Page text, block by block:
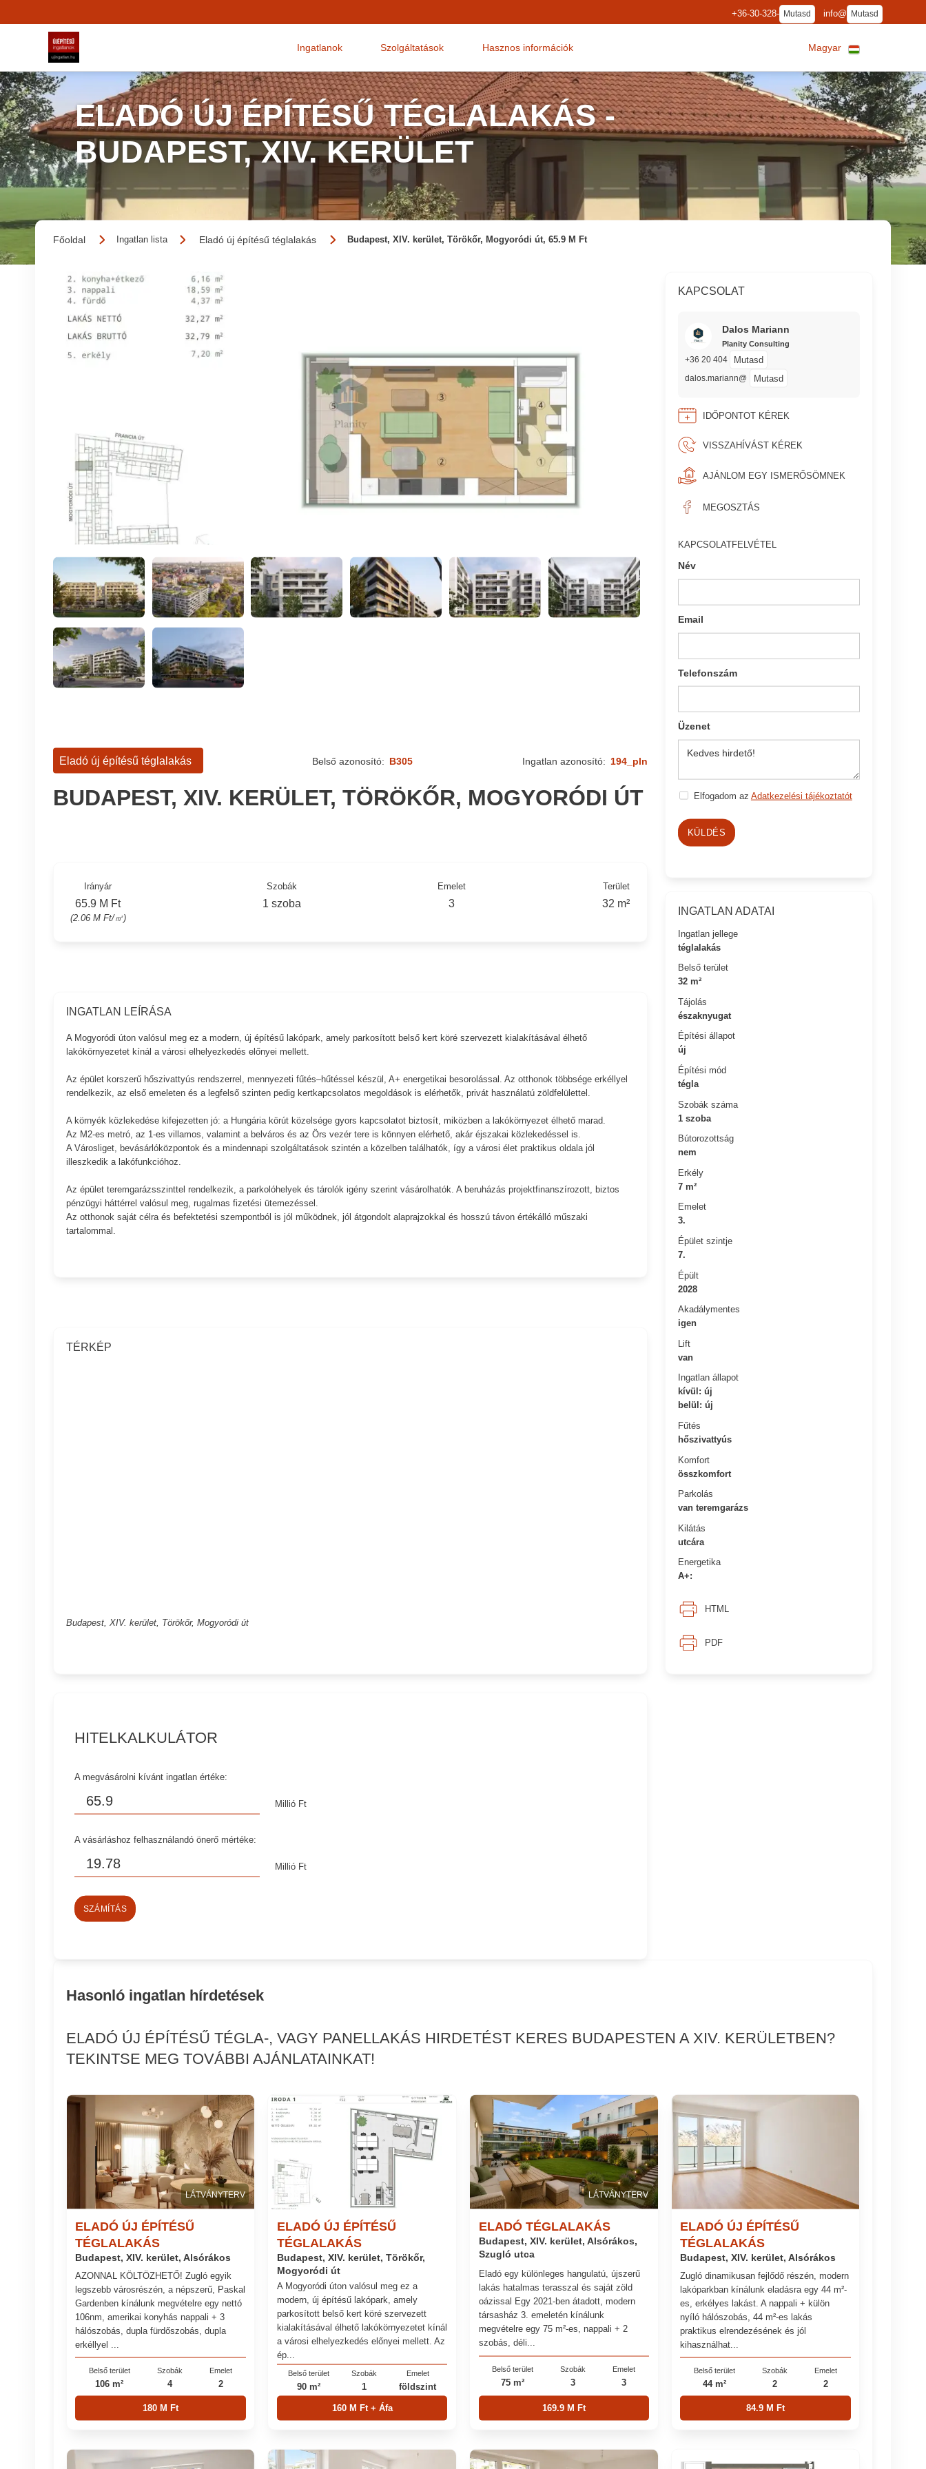
+36-30-328- Mutasd info@ Mutasd
Ingatlanok Szolgáltatások Hasznos információk Magyar
ELADÓ ÚJ ÉPÍTÉSŰ TÉGLALAKÁS -
BUDAPEST, XIV. KERÜLET
Főoldal Ingatlan lista Eladó új építésű téglalakás Budapest, XIV. kerület, Törökőr, Mogyoródi út, 65.9 M Ft
KAPCSOLAT
Dalos Mariann
Planity Consulting
+36 20 404 Mutasd
dalos.mariann@ Mutasd
IDŐPONTOT KÉREK
VISSZAHÍVÁST KÉREK
AJÁNLOM EGY ISMERŐSÖMNEK
MEGOSZTÁS
KAPCSOLATFELVÉTEL
Név
Email
Telefonszám
Üzenet
Elfogadom az Adatkezelési tájékoztatót
KÜLDÉS
INGATLAN ADATAI
Ingatlan jellege
téglalakás
Belső terület
32 m²
Tájolás
északnyugat
Építési állapot
új
Építési mód
tégla
Szobák száma
1 szoba
Bútorozottság
nem
Erkély
7 m²
Emelet
3.
Épület szintje
7.
Épült
2028
Akadálymentes
igen
Lift
van
Ingatlan állapot
kívül: új
belül: új
Fűtés
hőszivattyús
Komfort
összkomfort
Parkolás
van teremgarázs
Kilátás
utcára
Energetika
A+:
HTML
PDF
Eladó új építésű téglalakás Belső azonosító: B305 Ingatlan azonosító: 194_pln
BUDAPEST, XIV. KERÜLET, TÖRÖKŐR, MOGYORÓDI ÚT
Irányár
65.9 M Ft
(2.06 M Ft/㎡)
Szobák
1 szoba
Emelet
3
Terület
32 m²
INGATLAN LEÍRÁSA
A Mogyoródi úton valósul meg ez a modern, új építésű lakópark, amely parkosított belső kert köré szervezett kialakításával élhető
lakókörnyezetet kínál a városi elhelyezkedés előnyei mellett.
Az épület korszerű hőszivattyús rendszerrel, mennyezeti fűtés–hűtéssel készül, A+ energetikai besorolással. Az otthonok többsége erkéllyel
rendelkezik, az első emeleten és a legfelső szinten pedig kertkapcsolatos megoldások is elérhetők, privát használatú zöldfelülettel.
A környék közlekedése kifejezetten jó: a Hungária körút közelsége gyors kapcsolatot biztosít, miközben a lakókörnyezet élhető marad.
Az M2-es metró, az 1-es villamos, valamint a belváros és az Örs vezér tere is könnyen elérhető, akár éjszakai közlekedéssel is.
A Városliget, bevásárlóközpontok és a mindennapi szolgáltatások szintén a közelben találhatók, így a városi élet praktikus oldala jól
illeszkedik a lakófunkcióhoz.
Az épület teremgarázsszinttel rendelkezik, a parkolóhelyek és tárolók igény szerint vásárolhatók. A beruházás projektfinanszírozott, biztos
pénzügyi háttérrel valósul meg, rugalmas fizetési ütemezéssel.
Az otthonok saját célra és befektetési szempontból is jól működnek, jól átgondolt alaprajzokkal és hosszú távon értékálló műszaki
tartalommal.
TÉRKÉP
Budapest, XIV. kerület, Törökőr, Mogyoródi út
HITELKALKULÁTOR
A megvásárolni kívánt ingatlan értéke:
Millió Ft
A vásárláshoz felhasználandó önerő mértéke:
Millió Ft
SZÁMÍTÁS
Hasonló ingatlan hírdetések
ELADÓ ÚJ ÉPÍTÉSŰ TÉGLA-, VAGY PANELLAKÁS HIRDETÉST KERES BUDAPESTEN A XIV. KERÜLETBEN?
TEKINTSE MEG TOVÁBBI AJÁNLATAINKAT!
LÁTVÁNYTERV
ELADÓ ÚJ ÉPÍTÉSŰ
TÉGLALAKÁS
Budapest, XIV. kerület, Alsórákos
AZONNAL KÖLTÖZHETŐ! Zugló egyik
legszebb városrészén, a népszerű, Paskal
Gardenben kínálunk megvételre egy nettó
106nm, amerikai konyhás nappali + 3
hálószobás, dupla fürdőszobás, dupla
erkéllyel ...
Belső terület
106 m²
Szobák
4
Emelet
2
180 M Ft
ELADÓ ÚJ ÉPÍTÉSŰ
TÉGLALAKÁS
Budapest, XIV. kerület, Törökőr,
Mogyoródi út
A Mogyoródi úton valósul meg ez a
modern, új építésű lakópark, amely
parkosított belső kert köré szervezett
kialakításával élhető lakókörnyezetet kínál
a városi elhelyezkedés előnyei mellett. Az
ép...
Belső terület
90 m²
Szobák
1
Emelet
földszint
160 M Ft + Áfa
LÁTVÁNYTERV
ELADÓ TÉGLALAKÁS
Budapest, XIV. kerület, Alsórákos,
Szugló utca
Eladó egy különleges hangulatú, újszerű
lakás hatalmas terasszal és saját zöld
oázissal Egy 2021-ben átadott, modern
társasház 3. emeletén kínálunk
megvételre egy 75 m²-es, nappali + 2
szobás, déli...
Belső terület
75 m²
Szobák
3
Emelet
3
169.9 M Ft
ELADÓ ÚJ ÉPÍTÉSŰ
TÉGLALAKÁS
Budapest, XIV. kerület, Alsórákos
Zugló dinamikusan fejlődő részén, modern
lakóparkban kínálunk eladásra egy 44 m²-
es, erkélyes lakást. A nappali + külön
nyíló hálószobás, 44 m²-es lakás
praktikus elrendezésének és jól
kihasználhat...
Belső terület
44 m²
Szobák
2
Emelet
2
84.9 M Ft